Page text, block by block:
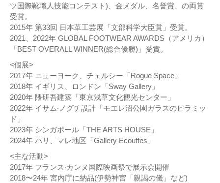
ツ国際靴職人技能コンテスト)、金メダル、名誉賞、の両賞
受賞。
2015年 第33回 日本革工芸展「文部科学大臣賞」受賞。
2021、2022年 GLOBAL FOOTWEAR AWARDS（アメリカ）
「BEST OVERALL WINNER(総合優勝)」受賞。
<個展>
2017年 ニューヨーク、チェルシー「Rogue Space」
2018年 イギリス、ロンドン「Sway Gallery」
2020年 隈研吾建築「東京浅草文化観光センター」
2022年 イサム‧ノグチ設計「モエレ沼公園ガラスのピラミッ
ド」
2023年 シンガポール「THE ARTS HOUSE」
2024年 パリ、マレ地区「Gallery Ecouffes」
<主な活動>
2017年 フランス‧カンヌ国際映画祭で展示会開催
2018〜24年 宮内庁に納品(伊勢神宮「親謁の儀」など)